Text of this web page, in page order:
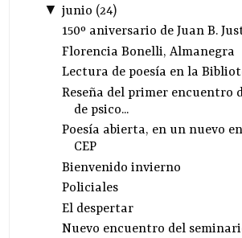
▼ junio (24)
150º aniversario de Juan B.
Florencia Bonelli, Almanegra
Lectura de poesía en la
Reseña del primer encuentro
de psico...
Poesía abierta, en un nuevo
CEP
Bienvenido invierno
Policiales
El despertar
Nuevo encuentro del